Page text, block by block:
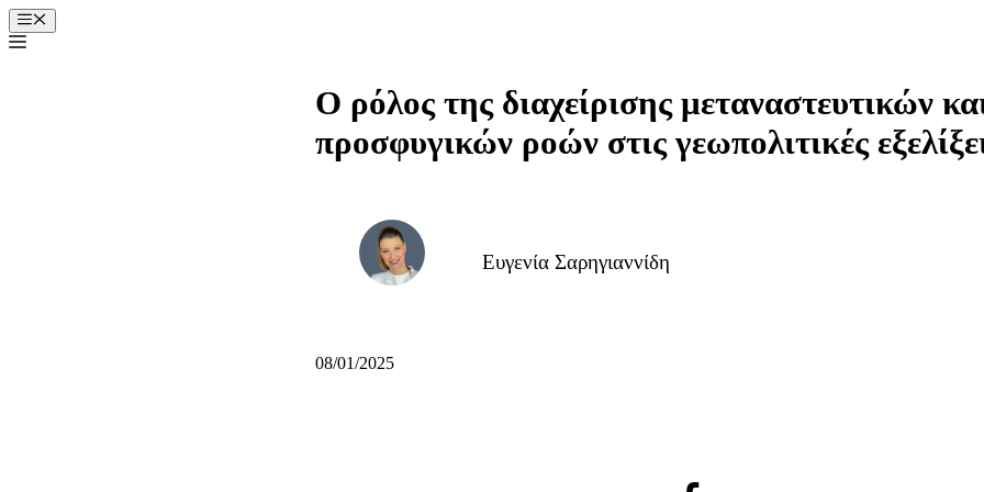
Μετάβαση
σε
Μενού
Ο ρόλος της διαχείρισης μεταναστευτικών
προσφυγικών ροών στις γεωπολιτικές
Ευγενία Σαρηγιαννίδη
08/01/2025